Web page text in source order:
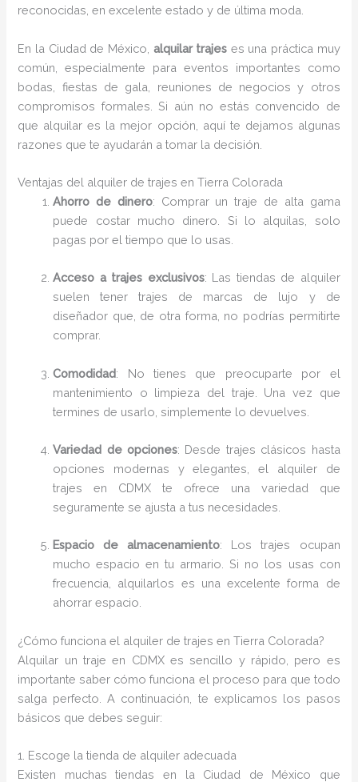
reconocidas, en excelente estado y de última moda.
En la Ciudad de México, alquilar trajes es una práctica muy
común, especialmente para eventos importantes como
bodas, fiestas de gala, reuniones de negocios y otros
compromisos formales. Si aún no estás convencido de
que alquilar es la mejor opción, aquí te dejamos algunas
razones que te ayudarán a tomar la decisión.
Ventajas del alquiler de trajes en Tierra Colorada
Ahorro de dinero: Comprar un traje de alta gama
puede costar mucho dinero. Si lo alquilas, solo
pagas por el tiempo que lo usas.
Acceso a trajes exclusivos: Las tiendas de alquiler
suelen tener trajes de marcas de lujo y de
diseñador que, de otra forma, no podrías permitirte
comprar.
Comodidad: No tienes que preocuparte por el
mantenimiento o limpieza del traje. Una vez que
termines de usarlo, simplemente lo devuelves.
Variedad de opciones: Desde trajes clásicos hasta
opciones modernas y elegantes, el alquiler de
trajes en CDMX te ofrece una variedad que
seguramente se ajusta a tus necesidades.
Espacio de almacenamiento: Los trajes ocupan
mucho espacio en tu armario. Si no los usas con
frecuencia, alquilarlos es una excelente forma de
ahorrar espacio.
¿Cómo funciona el alquiler de trajes en Tierra Colorada?
Alquilar un traje en CDMX es sencillo y rápido, pero es
importante saber cómo funciona el proceso para que todo
salga perfecto. A continuación, te explicamos los pasos
básicos que debes seguir:
1. Escoge la tienda de alquiler adecuada
Existen muchas tiendas en la Ciudad de México que